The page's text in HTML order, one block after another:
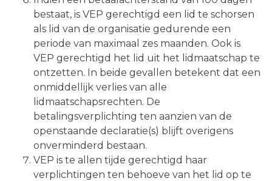
bestaat, is VEP gerechtigd een lid te schorsen
als lid van de organisatie gedurende een
periode van maximaal zes maanden. Ook is
VEP gerechtigd het lid uit het lidmaatschap te
ontzetten. In beide gevallen betekent dat een
onmiddellijk verlies van alle
lidmaatschapsrechten. De
betalingsverplichting ten aanzien van de
openstaande declaratie(s) blijft overigens
onverminderd bestaan.
VEP is te allen tijde gerechtigd haar
verplichtingen ten behoeve van het lid op te